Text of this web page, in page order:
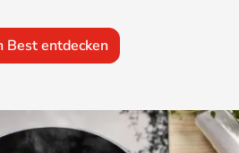
Best entdecken